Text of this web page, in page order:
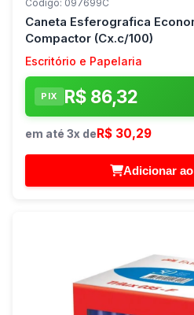
Código: 097699C
Caneta Esferografica
Compactor (Cx.c/100)
Escritório e Papelaria
PIX R$ 86,32
em até 3x deR$ 30,29
Adicionar